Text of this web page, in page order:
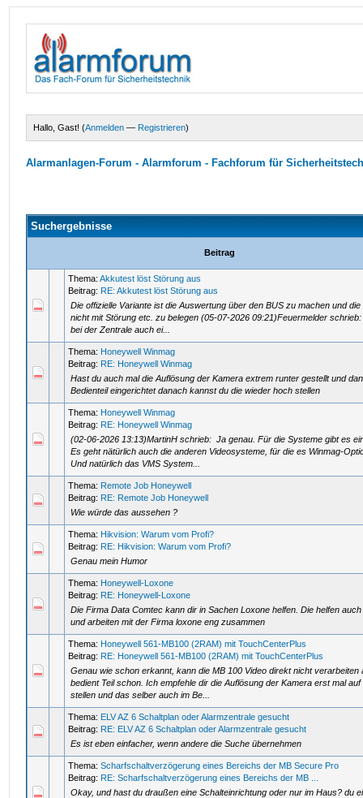
Hallo, Gast! (Anmelden — Registrieren)
Alarmanlagen-Forum - Alarmforum - Fachforum für
Suchergebnisse
Beitrag
Thema:Akkutest löst Störung aus
Beitrag: RE: Akkutest löst Störung aus
Die offizielle Variante ist die Auswertung über den BUS zu machen und
nicht mit Störung etc. zu belegen (05-07-2026 09:21)Feuermelder
bei der Zentrale auch ei...
Thema: Honeywell Winmag
Beitrag: RE: Honeywell Winmag
Hast du auch mal die Auflösung der Kamera extrem runter gestellt und
Bedienteil eingerichtet danach kannst du die wieder hoch stellen
Thema: Honeywell Winmag
Beitrag: RE: Honeywell Winmag
(02-06-2026 13:13)MartinH schrieb: Ja genau. Für die Systeme gibt es
Es geht nätürlich auch die anderen Videosysteme, für die es Winmag-
Und natürlich das VMS System...
Thema: Remote Job Honeywell
Beitrag: RE: Remote Job Honeywell
Wie würde das aussehen ?
Thema: Hikvision: Warum vom Profi?
Beitrag: RE: Hikvision: Warum vom Profi?
Genau mein Humor
Thema: Honeywell-Loxone
Beitrag: RE: Honeywell-Loxone
Die Firma Data Comtec kann dir in Sachen Loxone helfen. Die helfen
und arbeiten mit der Firma loxone eng zusammen
Thema: Honeywell 561-MB100 (2RAM) mit TouchCenterPlus
Beitrag: RE: Honeywell 561-MB100 (2RAM) mit TouchCenterPlus
Genau wie schon erkannt, kann die MB 100 Video direkt nicht verarbeiten
bedient Teil schon. Ich empfehle dir die Auflösung der Kamera erst mal auf
stellen und das selber auch im Be...
Thema: ELV AZ 6 Schaltplan oder Alarmzentrale gesucht
Beitrag: RE: ELV AZ 6 Schaltplan oder Alarmzentrale gesucht
Es ist eben einfacher, wenn andere die Suche übernehmen
Thema:Scharfschaltverzögerung eines Bereichs der MB Secure Pro
Beitrag: RE: Scharfschaltverzögerung eines Bereichs der MB ...
Okay, und hast du draußen eine Schalteinrichtung oder nur im Haus? du